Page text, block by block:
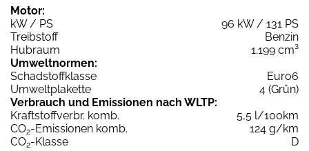
Motor:
kW / PS
96 kW / 131 PS
Treibstoff
Benzin
Hubraum
1.199 cm³
Umweltnormen:
Schadstoffklasse
Euro6
Umweltplakette
4 (Grün)
Verbrauch und Emissionen nach WLTP:
Kraftstoffverbr. komb.
5,5 l/100km
CO2-Emissionen komb.
124 g/km
CO2-Klasse
D